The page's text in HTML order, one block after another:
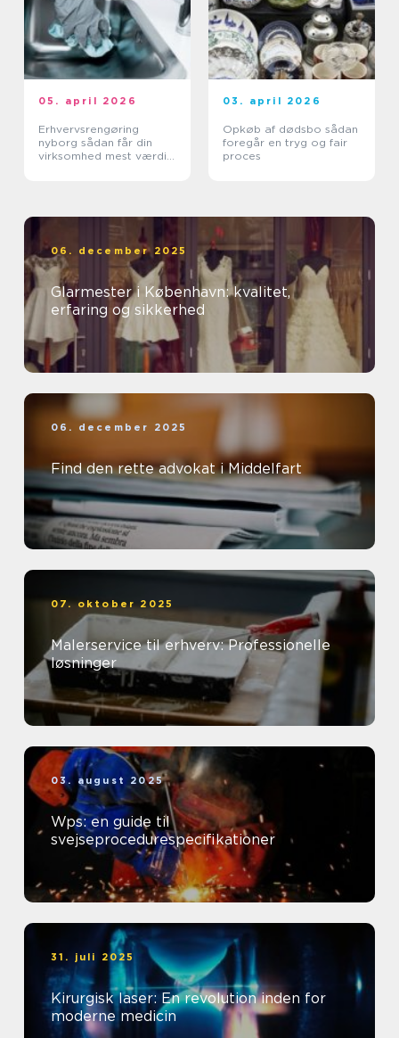
05. april 2026
Erhvervsrengøring
nyborg sådan får din
virksomhed mest værdi
03. april 2026
Opkøb af dødsbo sådan
foregår en tryg og fair
proces
06. december 2025
Glarmester i København: kvalitet,
erfaring og sikkerhed
06. december 2025
Find den rette advokat i Middelfart
07. oktober 2025
Malerservice til erhverv: Professionelle
løsninger
03. august 2025
Wps: en guide til
svejseprocedurespecifikationer
31. juli 2025
Kirurgisk laser: En revolution inden for
moderne medicin